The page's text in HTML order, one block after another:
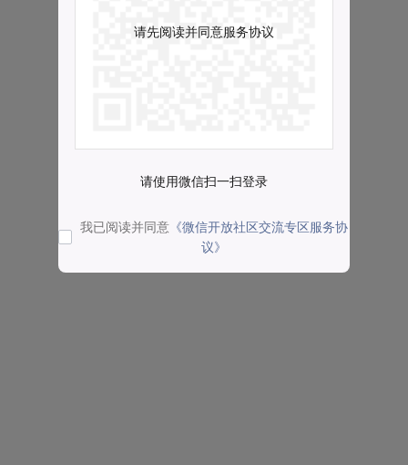
请先阅读并同意服务协议
请使用微信扫一扫登录
我已阅读并同意 《微信开放社区交流专区服务协
议》